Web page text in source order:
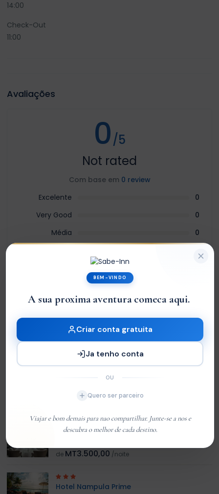
14:00
Check-Out
11:00
Avaliações
0/5
Not rated
Com base em 0 review
Excelente
0
Very Good
0
Média
0
Sem Avaliações
log into write review
Customer 01
de MT3.500,00 /noite
Hotel Nampula Prime
BEM-VINDO
A sua proxima aventura comeca aqui.|
Criar conta gratuita
Ja tenho conta
OU
Quero ser parceiro
Viajar e bom demais para nao compartilhar. Junte-se a nos e
descubra o melhor de cada destino.